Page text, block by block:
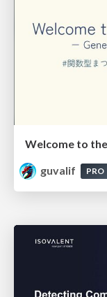
guvalif
PRO